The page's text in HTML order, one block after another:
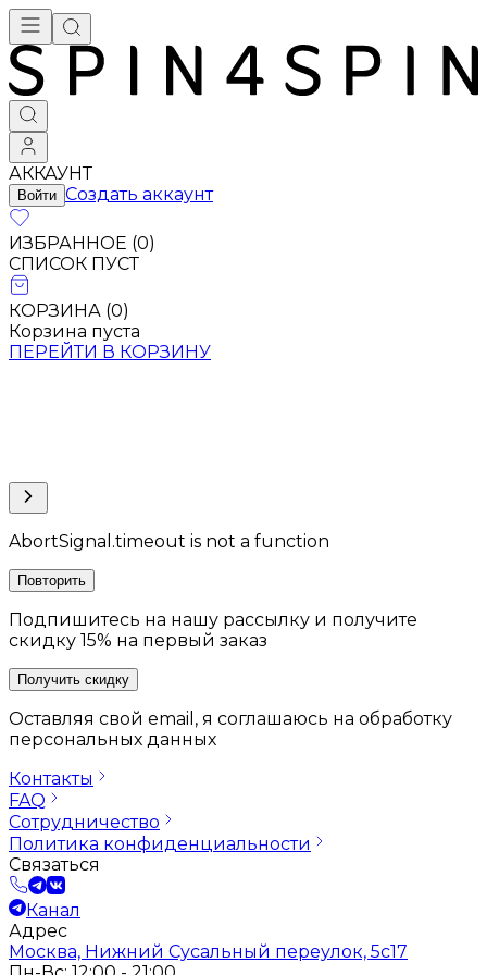
АККАУНТ
Войти Создать аккаунт
ИЗБРАННОЕ (0)
СПИСОК ПУСТ
КОРЗИНА (0)
Корзина пуста
ПЕРЕЙТИ В КОРЗИНУ
AbortSignal.timeout is not a function
Повторить
Подпишитесь на нашу рассылку и получите
скидку 15% на первый заказ
Получить скидку
Оставляя свой email, я соглашаюсь на обработку
персональных данных
Контакты
FAQ
Сотрудничество
Политика конфиденциальности
Связаться
Канал
Адрес
Москва, Нижний Сусальный переулок, 5с17